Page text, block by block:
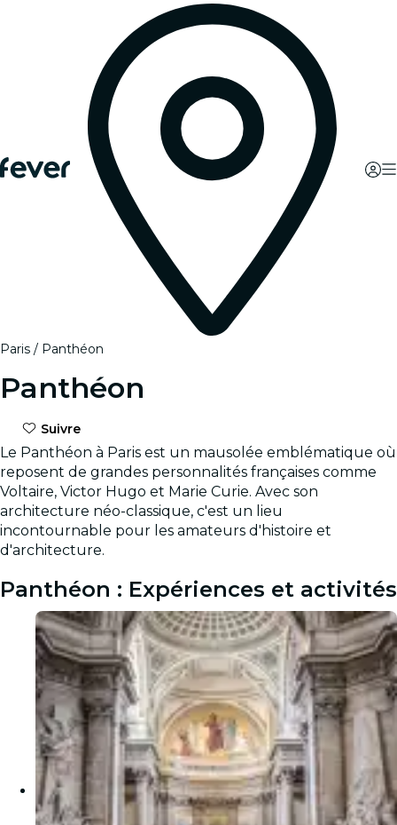
Paris Panthéon
Panthéon
Suivre
Le Panthéon à Paris est un mausolée emblématique où
reposent de grandes personnalités françaises comme
Voltaire, Victor Hugo et Marie Curie. Avec son
architecture néo-classique, c'est un lieu
incontournable pour les amateurs d'histoire et
d'architecture.
Panthéon : Expériences et activités